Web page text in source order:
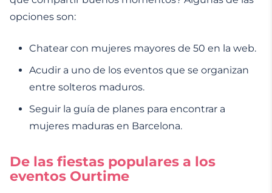
opciones son:
Chatear con mujeres mayores de 50 en la web.
Acudir a uno de los eventos que se organizan
entre solteros maduros.
Seguir la guía de planes para encontrar a
mujeres maduras en Barcelona.
De las fiestas populares a los
eventos Ourtime